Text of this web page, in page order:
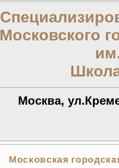
Московского
Москва,
Московская